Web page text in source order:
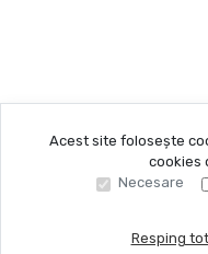
Sună acum
Acest site folosește
cookies
Necesare
Resping tot